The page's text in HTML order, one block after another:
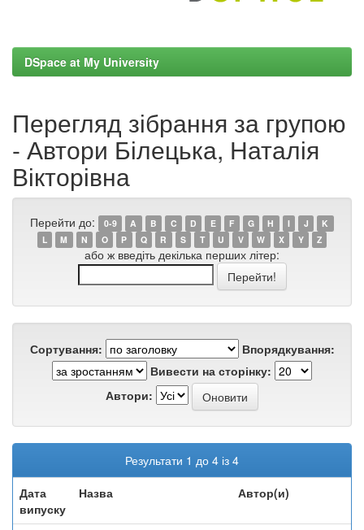
DSpace at My University
Перегляд зібрання за групою
- Автори Білецька, Наталія
Вікторівна
Перейти до: 0-9 A B C D E F G H I J
K
L
M N O P Q R S T U V W X Y Z
або ж введіть декілька перших літер:
Сортування:
Впорядкування:
Вивести на сторінку:
Автори:
Результати 1 до 4 із 4
Дата
випуску
Назва Автор(и)